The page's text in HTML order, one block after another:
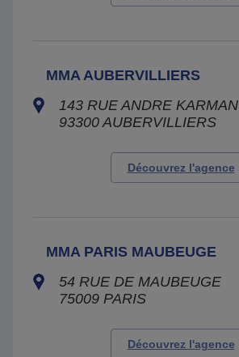
MMA AUBERVILLIERS
143 RUE ANDRE KARMAN
93300 AUBERVILLIERS
Découvrez l'agence
MMA PARIS MAUBEUGE
54 RUE DE MAUBEUGE
75009 PARIS
Découvrez l'agence